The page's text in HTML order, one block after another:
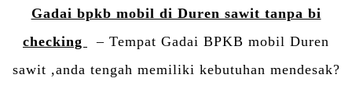
Gadai bpkb mobil di Duren sawit tanpa bi
checking
– Tempat Gadai BPKB mobil Duren
sawit ,anda tengah memiliki kebutuhan mendesak?